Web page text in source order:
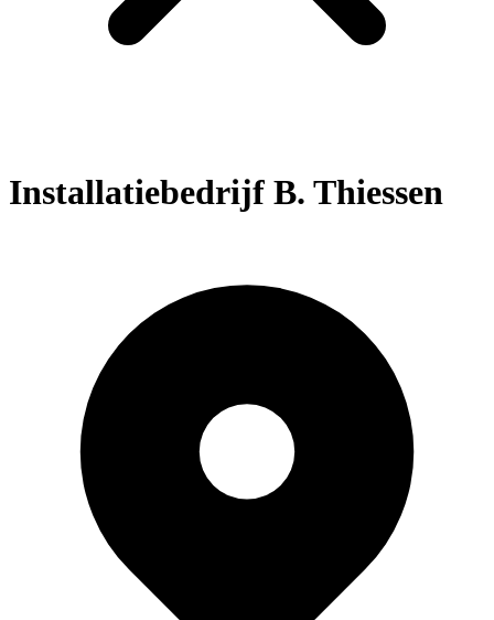
Installatiebedrijf B. Thiessen